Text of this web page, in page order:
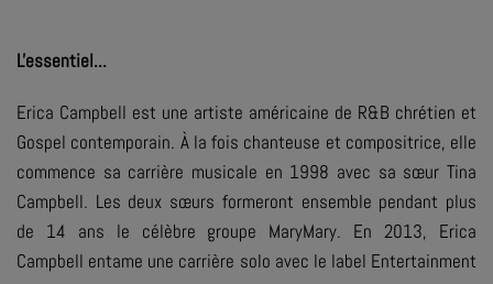
L'essentiel...
Erica Campbell est une artiste américaine de R&B chrétien et
Gospel contemporain. À la fois chanteuse et compositrice, elle
commence sa carrière musicale en 1998 avec sa sœur Tina
Campbell. Les deux sœurs formeront ensemble pendant plus
de 14 ans le célèbre groupe MaryMary. En 2013, Erica
Campbell entame une carrière solo avec le label Entertainment